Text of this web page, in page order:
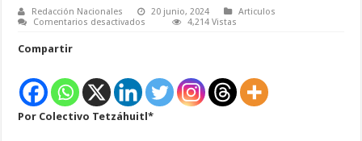
Redacción Nacionales 20 junio, 2024
Articulos
Comentarios desactivados
gobierno
derechista
que
es
4,214 Vistas
Compartir
Por Colectivo Tetzáhuitl*